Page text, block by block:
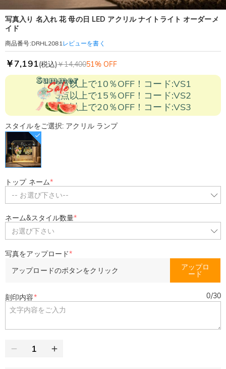
写真入り 名入れ 花 母の日 LED アクリル ナイトライト オーダーメ
イド
商品番号:DRHL2081レビューを書く
￥7,191(税込)￥14,40051% OFF
2点以上で10％OFF！コード:VS1
3点以上で15％OFF！コード:VS2
5点以上で20％OFF！コード:VS3
スタイルをご選択: アクリル ランプ
トップ ネーム*
-- お選び下さい--
ネーム&スタイル数量*
お選び下さい
写真をアップロード*
アップロードのボタンをクリック
アップロ
ード
刻印内容* 0/30